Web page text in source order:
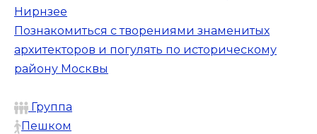
Нирнзее
Познакомиться с творениями знаменитых
архитекторов и погулять по историческому
району Москвы
Группа
Пешком